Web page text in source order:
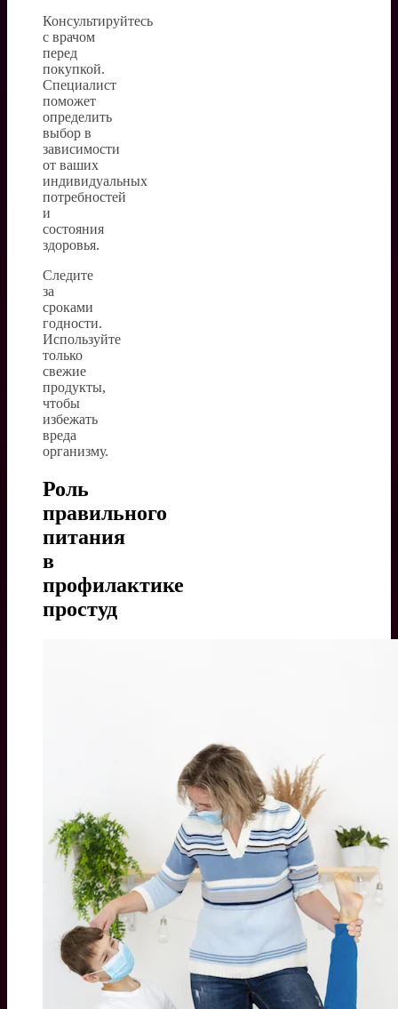
Консультируйтесь
с врачом
перед
покупкой.
Специалист
поможет
определить
выбор в
зависимости
от ваших
индивидуальных
потребностей
и
состояния
здоровья.
Следите
за
сроками
годности.
Используйте
только
свежие
продукты,
чтобы
избежать
вреда
организму.
Роль
правильного
питания
в
профилактике
простуд